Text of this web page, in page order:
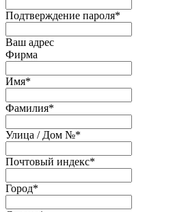
Подтверждение пароля*
Ваш адрес
Фирма
Имя*
Фамилия*
Улица / Дом №*
Почтовый индекс*
Город*